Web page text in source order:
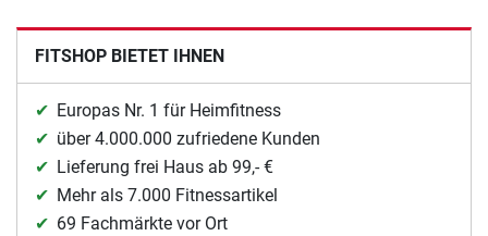
FITSHOP BIETET IHNEN
Europas Nr. 1 für Heimfitness
über 4.000.000 zufriedene Kunden
Lieferung frei Haus ab 99,- €
Mehr als 7.000 Fitnessartikel
69 Fachmärkte vor Ort